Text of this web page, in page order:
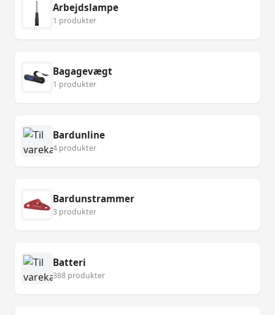
Arbejdslampe
1 produkter
Bagagevægt
1 produkter
Bardunline
4 produkter
Bardunstrammer
3 produkter
Batteri
388 produkter